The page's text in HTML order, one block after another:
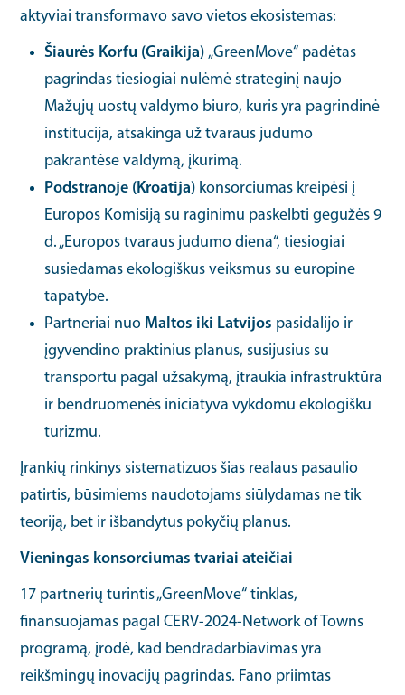
aktyviai transformavo savo vietos ekosistemas:
Šiaurės Korfu (Graikija)„GreenMove“ padėtas
pagrindas tiesiogiai nulėmė strateginį naujo
Mažųjų uostų valdymo biuro, kuris yra pagrindinė
institucija, atsakinga už tvaraus judumo
pakrantėse valdymą, įkūrimą.
Podstranoje (Kroatija) konsorciumas kreipėsi į
Europos Komisiją su raginimu paskelbti gegužės 9
d. „Europos tvaraus judumo diena“, tiesiogiai
susiedamas ekologiškus veiksmus su europine
tapatybe.
Partneriai nuo Maltos iki Latvijos pasidalijo ir
įgyvendino praktinius planus, susijusius su
transportu pagal užsakymą, įtraukia infrastruktūra
ir bendruomenės iniciatyva vykdomu ekologišku
turizmu.
Įrankių rinkinys sistematizuos šias realaus pasaulio
patirtis, būsimiems naudotojams siūlydamas ne tik
teoriją, bet ir išbandytus pokyčių planus.
Vieningas konsorciumas tvariai ateičiai
17 partnerių turintis „GreenMove“ tinklas,
finansuojamas pagal CERV-2024-Network of Towns
programą, įrodė, kad bendradarbiavimas yra
reikšmingų inovacijų pagrindas. Fano priimtas